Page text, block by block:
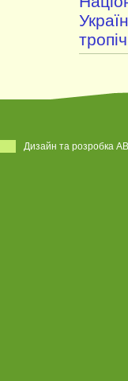
Дизайн та розробка